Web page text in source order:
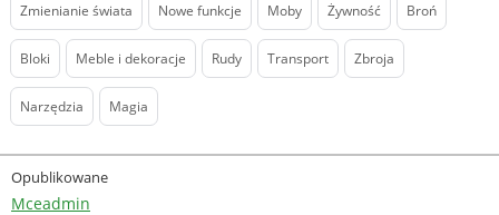
Zmienianie świata Nowe funkcje Moby Żywność Broń
Bloki Meble i dekoracje Rudy Transport Zbroja
Narzędzia Magia
Opublikowane
Mceadmin